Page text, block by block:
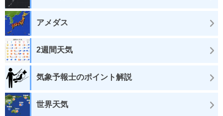
アメダス
2週間天気
気象予報士のポイント解説
世界天気